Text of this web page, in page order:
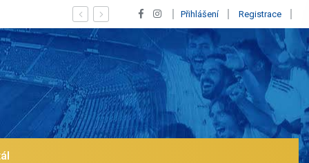
z Realu a pustí se klub na trh už v lednu? | BALETKY #33
Přihlášení Registrace